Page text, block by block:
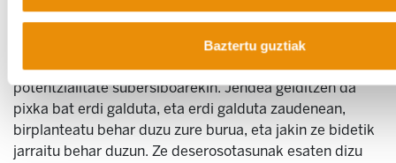
Baztertu guztiak
niretzat da kontrakoa, generoa irekitzea da, dena
birrintzea. “El elefante en la cacharrería”? Hori da Q-a.
Niretzat da hori interesgarriena, horrek daukan
potentzialitate subersiboarekin. Jendea gelditzen da
pixka bat erdi galduta, eta erdi galduta zaudenean,
birplanteatu behar duzu zure burua, eta jakin ze bidetik
jarraitu behar duzun. Ze deserosotasunak esaten dizu